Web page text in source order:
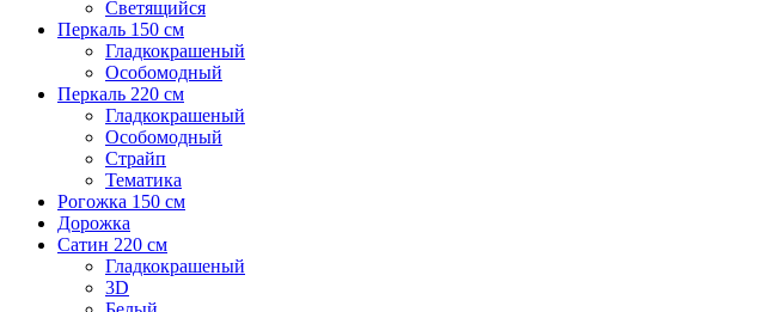
Светящийся
Перкаль 150 см
Гладкокрашеный
Особомодный
Перкаль 220 см
Гладкокрашеный
Особомодный
Страйп
Тематика
Рогожка 150 см
Дорожка
Сатин 220 см
Гладкокрашеный
3D